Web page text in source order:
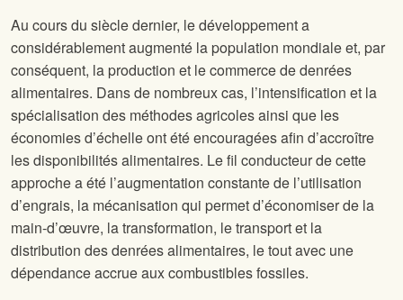
Au cours du siècle dernier, le développement a
considérablement augmenté la population mondiale et, par
conséquent, la production et le commerce de denrées
alimentaires. Dans de nombreux cas, l’intensification et la
spécialisation des méthodes agricoles ainsi que les
économies d’échelle ont été encouragées afin d’accroître
les disponibilités alimentaires. Le fil conducteur de cette
approche a été l’augmentation constante de l’utilisation
d’engrais, la mécanisation qui permet d’économiser de la
main-d’œuvre, la transformation, le transport et la
distribution des denrées alimentaires, le tout avec une
dépendance accrue aux combustibles fossiles.